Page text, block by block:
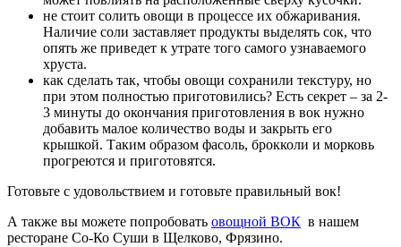
не стоит солить овощи в процессе их обжаривания.
Наличие соли заставляет продукты выделять сок, что
опять же приведет к утрате того самого узнаваемого
хруста.
как сделать так, чтобы овощи сохранили текстуру, но
при этом полностью приготовились? Есть секрет – за 2-
3 минуты до окончания приготовления в вок нужно
добавить малое количество воды и закрыть его
крышкой. Таким образом фасоль, брокколи и морковь
прогреются и приготовятся.
Готовьте с удовольствием и готовьте правильный вок!
А также вы можете попробовать овощной ВОК в нашем
ресторане Со-Ко Суши в Щелково, Фрязино.